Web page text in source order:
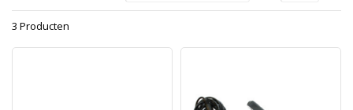
3 Producten